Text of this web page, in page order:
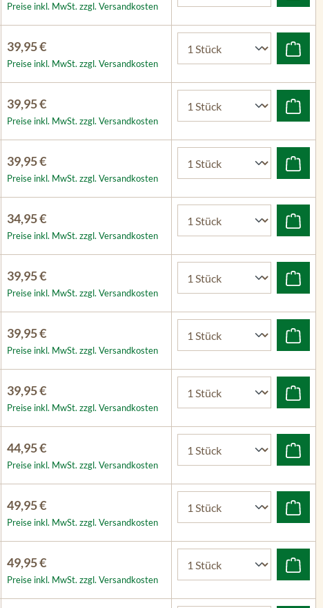
Preise inkl. MwSt. zzgl. Versandkosten
39,95 €
Preise inkl. MwSt. zzgl. Versandkosten
39,95 €
Preise inkl. MwSt. zzgl. Versandkosten
39,95 €
Preise inkl. MwSt. zzgl. Versandkosten
34,95 €
Preise inkl. MwSt. zzgl. Versandkosten
39,95 €
Preise inkl. MwSt. zzgl. Versandkosten
39,95 €
Preise inkl. MwSt. zzgl. Versandkosten
39,95 €
Preise inkl. MwSt. zzgl. Versandkosten
44,95 €
Preise inkl. MwSt. zzgl. Versandkosten
49,95 €
Preise inkl. MwSt. zzgl. Versandkosten
49,95 €
Preise inkl. MwSt. zzgl. Versandkosten